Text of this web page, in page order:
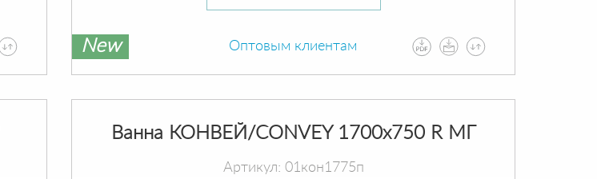
New Оптовым клиентам
Ванна КОНВЕЙ/CONVEY 1700х750 R МГ
Артикул: 01кон1775п